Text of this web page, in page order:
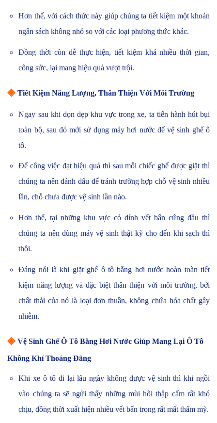
Hơn thế, với cách thức này giúp chúng ta tiết kiệm một khoản
ngân sách không nhỏ so với các loại phương thức khác.
Đồng thời còn dễ thực hiện, tiết kiệm khá nhiều thời gian,
công sức, lại mang hiệu quả vượt trội.
◈ Tiết Kiệm Năng Lượng, Thân Thiện Với Môi Trường
Ngay sau khi dọn dẹp khu vực trong xe, ta tiến hành hút bụi
toàn bộ, sau đó mới sử dụng máy hơi nước để vệ sinh ghế ô
tô.
Để công việc đạt hiệu quả thì sau mỗi chiếc ghế được giặt thì
chúng ta nên đánh dấu để tránh trường hợp chỗ vệ sinh nhiều
lần, chỗ chưa được vệ sinh lần nào.
Hơn thế, tại những khu vực có dính vết bẩn cứng đầu thì
chúng ta nên dùng máy vệ sinh thật kỹ cho đến khi sạch thì
thôi.
Đáng nói là khi giặt ghế ô tô bằng hơi nước hoàn toàn tiết
kiệm năng lượng và đặc biệt thân thiện với môi trường, bởi
chất thải của nó là loại đơn thuần, không chứa hóa chất gây
nhiễm.
◈ Vệ Sinh Ghế Ô Tô Bằng Hơi Nước Giúp Mang Lại Ô Tô
Không Khí Thoáng Đãng
Khi xe ô tô đi lại lâu ngày không được vệ sinh thì khi ngồi
vào chúng ta sẽ ngửi thấy những mùi hôi thập cẩm rất khó
chịu, đồng thời xuất hiện nhiều vết bẩn trong rất mất thẩm mỹ.